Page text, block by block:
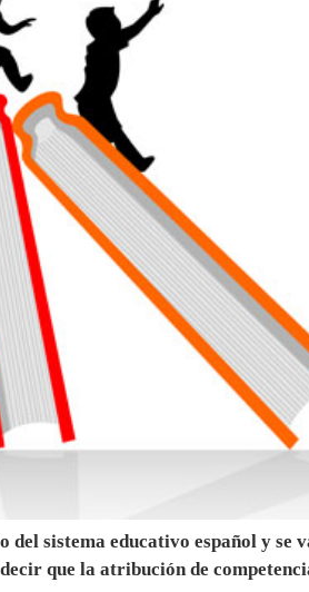
sistema educativo español y se
que la atribución de